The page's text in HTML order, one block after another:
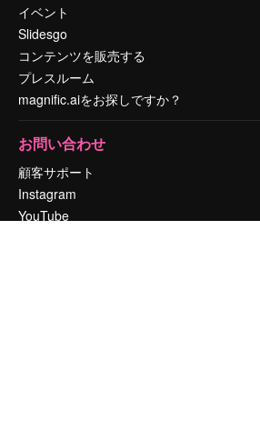
イベント
Slidesgo
コンテンツを販売する
プレスルーム
magnific.aiをお探しですか？
お問い合わせ
顧客サポート
Instagram
YouTube